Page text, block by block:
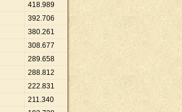
418.989
392.706
380.261
308.677
289.658
288.812
222.831
211.340